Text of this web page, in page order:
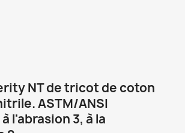
NT de tricot de coton
ASTM/ANSI
l'abrasion 3, à la